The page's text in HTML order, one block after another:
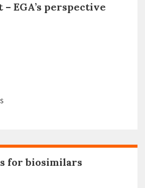
EGA’s perspective
for biosimilars